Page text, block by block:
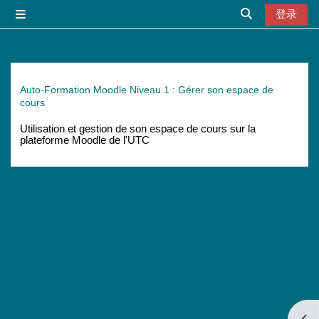
切换搜索输入
登录
Auto-Formation Moodle Niveau 1 : Gérer son espace de
cours
Utilisation et gestion de son espace de cours sur la
plateforme Moodle de l'UTC